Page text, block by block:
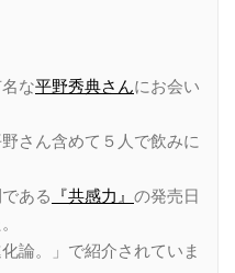
な平野秀典さんにお会い
さん含めて５人で飲みに
ある
『共感力』 の発売日
論。」で紹介されていま